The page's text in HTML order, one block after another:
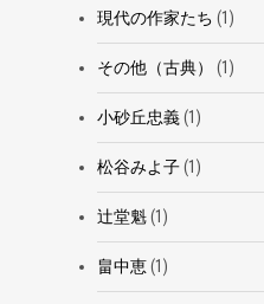
現代の作家たち (1)
その他（古典） (1)
小砂丘忠義(1)
松谷みよ子(1)
辻堂魁(1)
畠中恵(1)